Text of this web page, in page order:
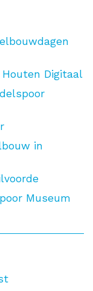
Digitaal
in
Museum